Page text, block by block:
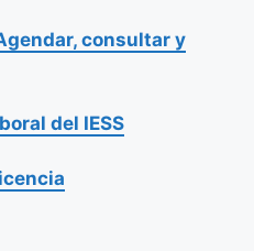
consultar y
del IESS